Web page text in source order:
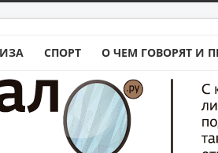
СПОРТ О ЧЕМ ГОВОРЯТ И